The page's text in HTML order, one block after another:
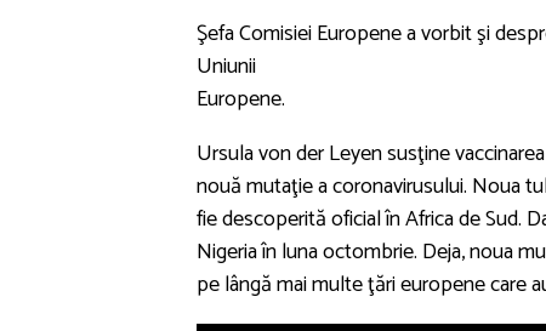
Şefa Comisiei Europene a vorbit şi
Uniunii
Europene.
Ursula von der Leyen susţine
nouă mutaţie a coronavirusului. Noua
fie descoperită oficial în Africa de Sud.
Nigeria în luna octombrie. Deja, noua
pe lângă mai multe ţări europene care